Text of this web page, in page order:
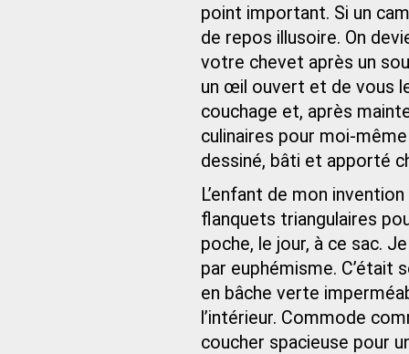
point important. Si un
de repos illusoire. On
votre chevet après un
un œil ouvert et de vous
couchage et, après
culinaires pour moi-
dessiné, bâti et apporté
L’enfant de mon
flanquets triangulaires
poche, le jour, à ce sac.
par euphémisme. C’était
en bâche verte
l’intérieur. Commode
coucher spacieuse pour